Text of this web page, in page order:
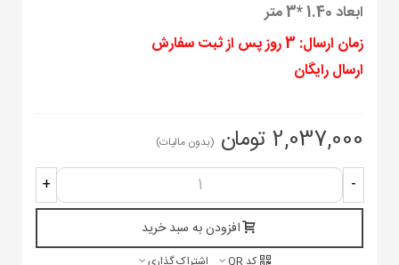
ابعاد 1.40 *3 متر
زمان ارسال: 3 روز پس از ثبت سفارش
ارسال رایگان
2,037,000 تومان (بدون مالیات)
-
+
افزودن به سبد خرید
کد QR اشتراک گذاری